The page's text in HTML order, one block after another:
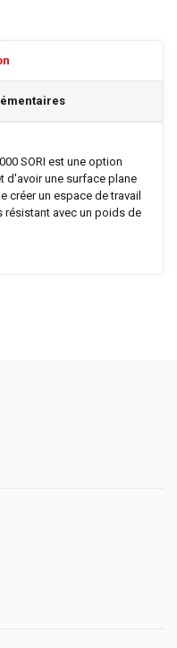
SORI est une option
d'avoir une surface plane
créer un espace de travail
résistant avec un poids de